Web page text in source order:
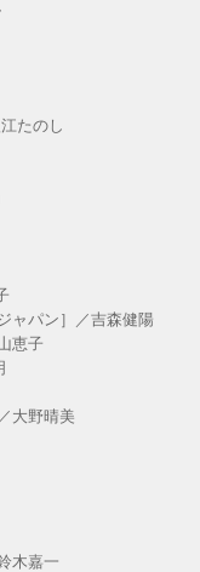
たのし
ャパン］／吉森健陽
恵子
大野晴美
木嘉一